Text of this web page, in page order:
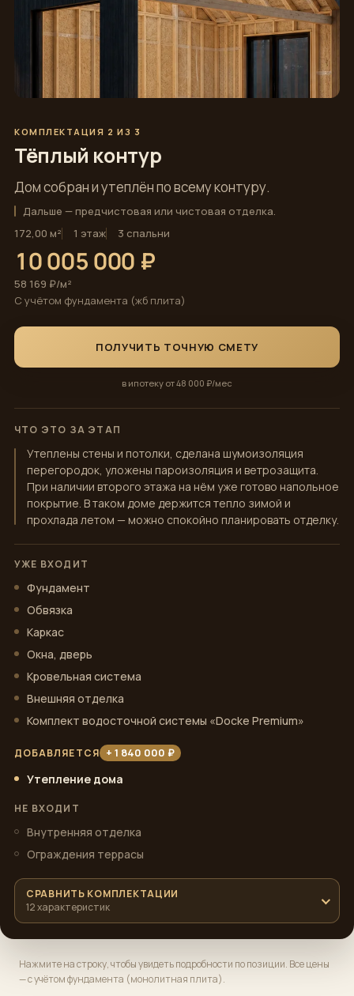
КОМПЛЕКТАЦИЯ 2 ИЗ 3
Тёплый контур
Дом собран и утеплён по всему контуру.
Дальше — предчистовая или чистовая отделка.
172,00 м²
1 этаж 3 спальни
10 005 000 ₽
58 169 ₽/м²
С учётом фундамента (жб плита)
ПОЛУЧИТЬ ТОЧНУЮ СМЕТУ
в ипотеку от 48 000 ₽/мес
ЧТО ЭТО ЗА ЭТАП
Утеплены стены и потолки, сделана шумоизоляция
перегородок, уложены пароизоляция и ветрозащита.
При наличии второго этажа на нём уже готово напольное
покрытие. В таком доме держится тепло зимой и
прохлада летом — можно спокойно планировать отделку.
УЖЕ ВХОДИТ
Фундамент
Обвязка
Каркас
Окна, дверь
Кровельная система
Внешняя отделка
Комплект водосточной системы «Docke Premium»
ДОБАВЛЯЕТСЯ + 1 840 000 ₽
Утепление дома
НЕ ВХОДИТ
Внутренняя отделка
Ограждения террасы
СРАВНИТЬ КОМПЛЕКТАЦИИ
12 характеристик
Нажмите на строку, чтобы увидеть подробности по позиции. Все цены
— с учётом фундамента (монолитная плита).